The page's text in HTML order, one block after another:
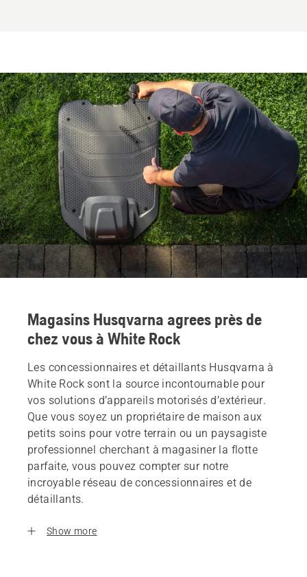
Magasins Husqvarna agrees près de
chez vous à White Rock
Les concessionnaires et détaillants Husqvarna à
White Rock sont la source incontournable pour
vos solutions d’appareils motorisés d’extérieur.
Que vous soyez un propriétaire de maison aux
petits soins pour votre terrain ou un paysagiste
professionnel cherchant à magasiner la flotte
parfaite, vous pouvez compter sur notre
incroyable réseau de concessionnaires et de
détaillants.
Show more